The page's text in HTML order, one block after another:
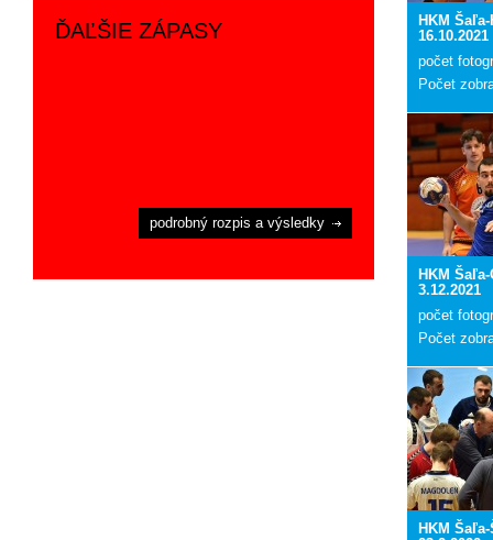
HKM
16.10.2021
počet
Počet
HKM
3.12.2021
počet
Počet
HKM
ĎAĽŠIE ZÁPASY
podrobný rozpis a výsledky